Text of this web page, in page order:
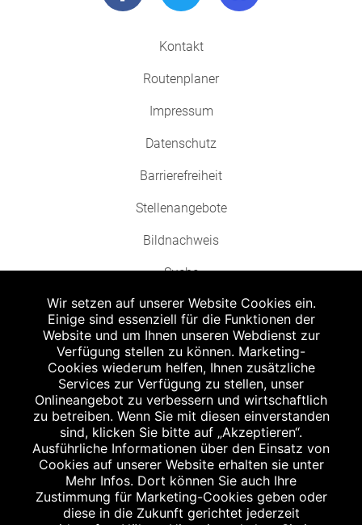
Kontakt
Routenplaner
Impressum
Datenschutz
Barrierefreiheit
Stellenangebote
Bildnachweis
Suche
Abgabe in haushaltsüblichen Mengen, solange der Vorrat reicht. Für Druck-
und Satzfehler keine Haftung.
Zu Risiken und Nebenwirkungen lesen Sie die Packungsbeilage und fragen
Sie Ihren Arzt oder Apotheker.
Angabe nach der deutschen Arzneimitteltaxe Apothekenerstattungspreis
(AEP). Der AEP ist keine unverbindliche Preisempfehlung der Hersteller. Der
AEP ist ein von den Apotheken in Ansatz gebrachter Preis für rezeptfreie
Arzneimittel. Er entspricht in der Höhe dem für Apotheken verbindlichen
Abgabepreis, zu dem eine Apotheke in bestimmten Fällen (z.B. bei Kindern
unter 12 Jahren) das Produkt mit der gesetzlichen Krankenversicherung
abrechnet. Der AEP ist der allgemeine Erstattungspreis im Falle einer
Kostenübernahme durch die gesetzlichen Krankenkassen, vor Abzug eines
Wir setzen auf unserer Website Cookies ein.
Einige sind essenziell für die Funktionen der
Website und um Ihnen unseren Webdienst zur
Verfügung stellen zu können. Marketing-
Cookies wiederum helfen, Ihnen zusätzliche
Services zur Verfügung zu stellen, unser
Onlineangebot zu verbessern und wirtschaftlich
zu betreiben. Wenn Sie mit diesen einverstanden
sind, klicken Sie bitte auf „Akzeptieren“.
Ausführliche Informationen über den Einsatz von
Cookies auf unserer Website erhalten sie unter
Mehr Infos. Dort können Sie auch Ihre
Zustimmung für Marketing-Cookies geben oder
diese in die Zukunft gerichtet jederzeit